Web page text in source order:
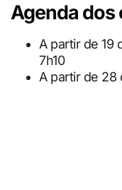
Agenda
A partir de 19
7h10
A partir de 28